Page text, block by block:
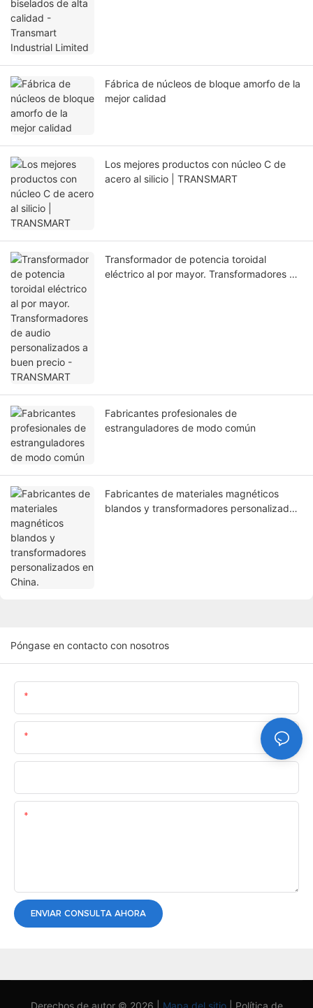
Fábrica de núcleos de bloque amorfo de la
mejor calidad
Los mejores productos con núcleo C de
acero al silicio | TRANSMART
Transformador de potencia toroidal
eléctrico al por mayor. Transformadores de
Fabricantes profesionales de
estranguladores de modo común
Fabricantes de materiales magnéticos
blandos y transformadores personalizados
Póngase en contacto con nosotros
ENVIAR CONSULTA AHORA
Derechos de autor © 2026 | Mapa del sitio| Política de